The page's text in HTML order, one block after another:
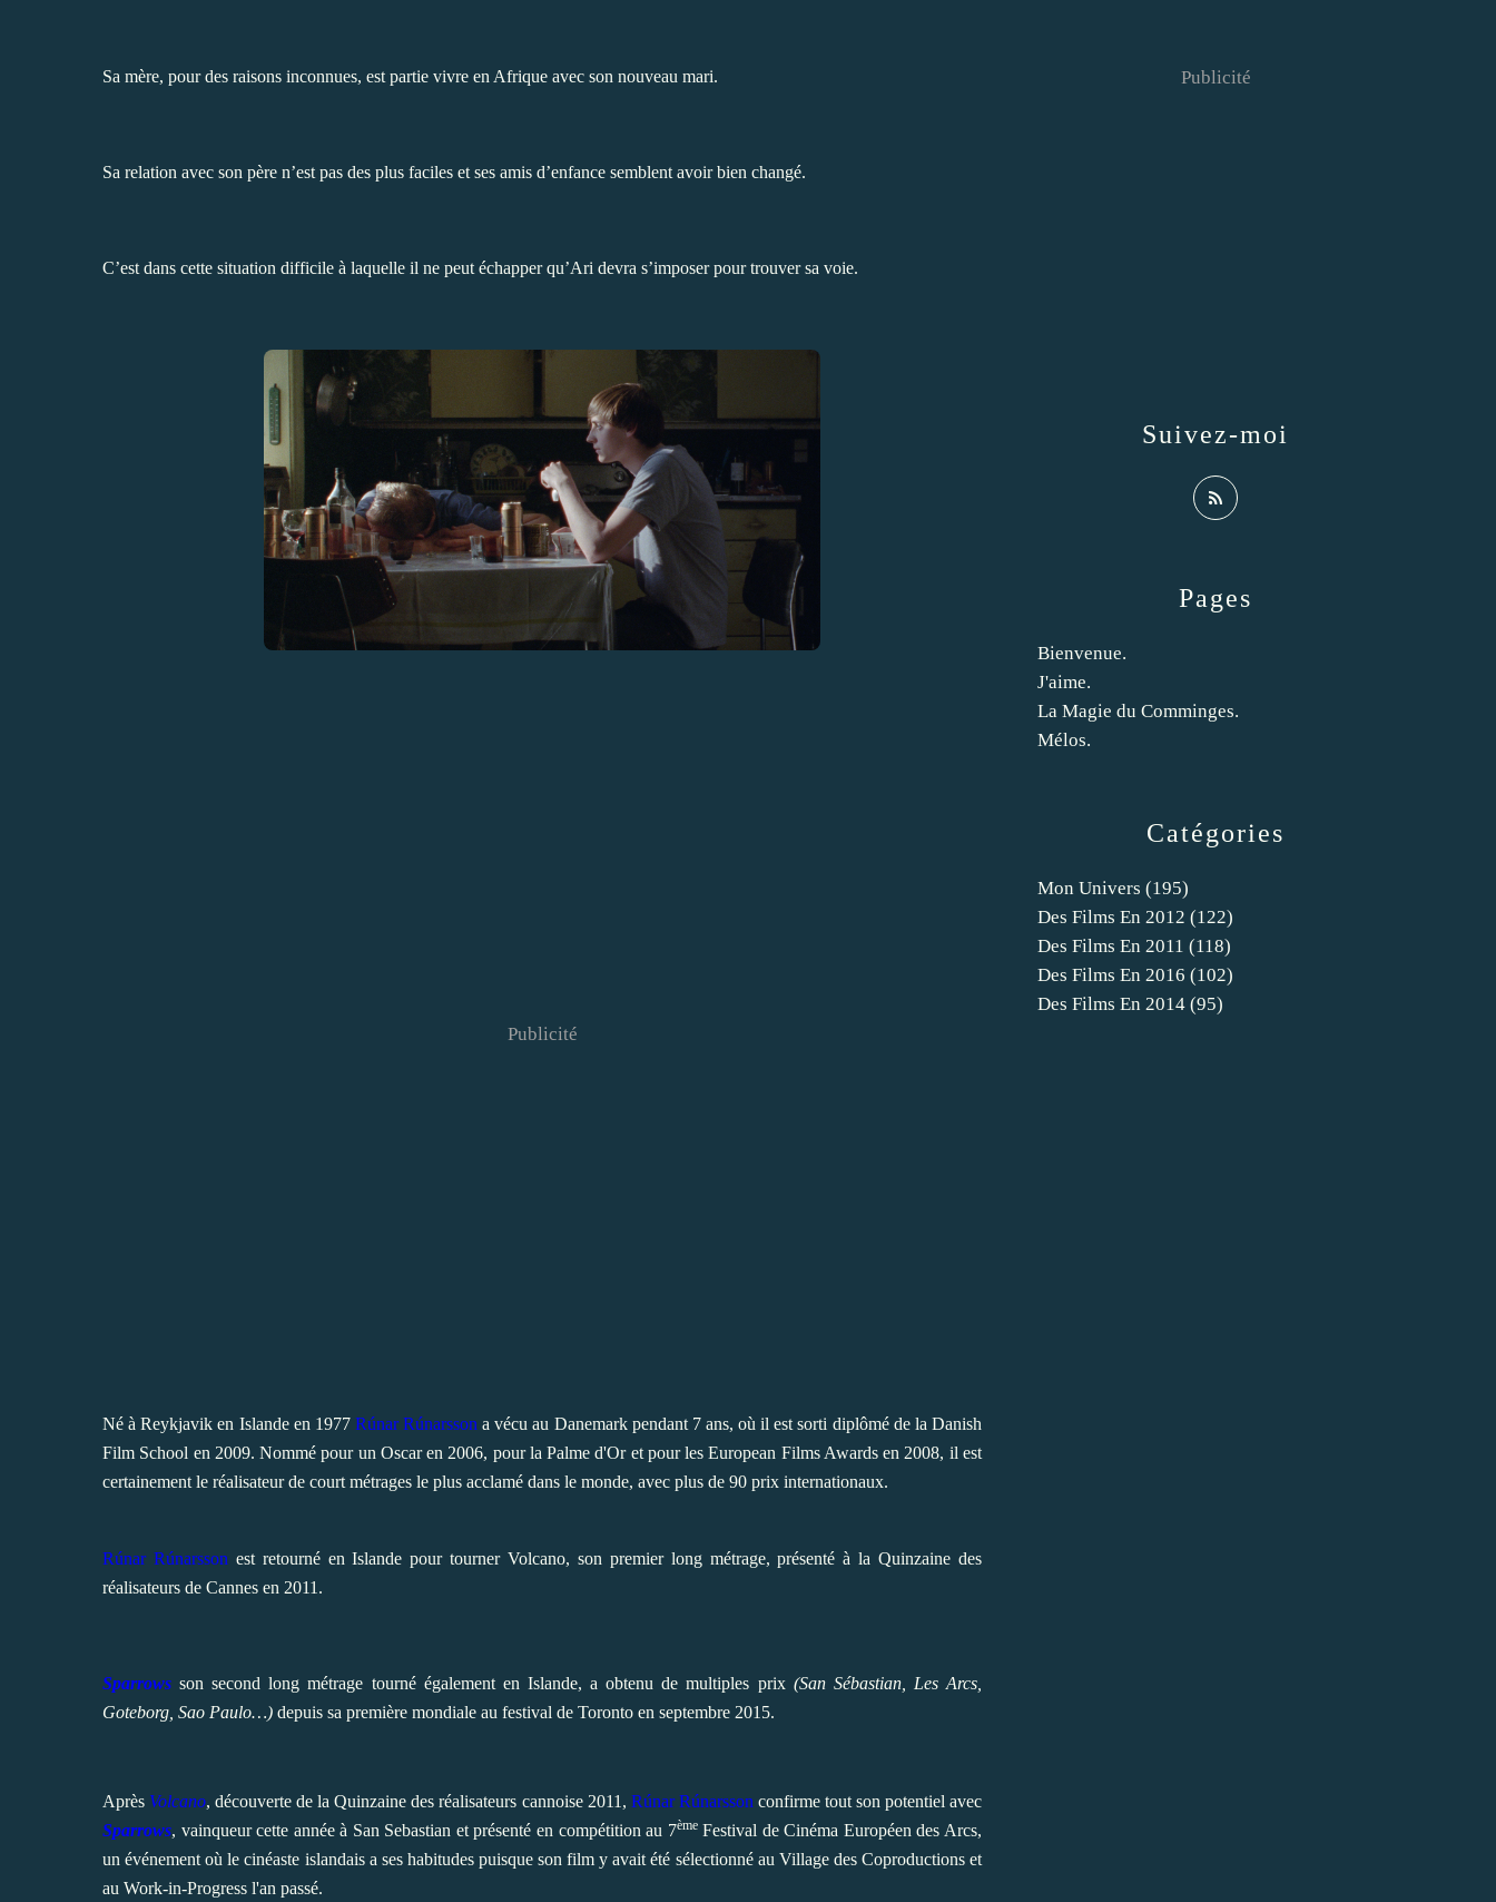
Sa mère, pour des raisons inconnues, est partie vivre en Afrique avec son nouveau mari.
Sa relation avec son père n’est pas des plus faciles et ses amis d’enfance semblent avoir bien changé.
C’est dans cette situation difficile à laquelle il ne peut échapper qu’Ari devra s’imposer pour trouver sa voie.
Publicité
Né à Reykjavik en Islande en 1977 Rúnar Rúnarsson a vécu au Danemark pendant 7 ans, où il est sorti diplômé de la Danish
Film School en 2009. Nommé pour un Oscar en 2006, pour la Palme d'Or et pour les European Films Awards en 2008, il est
certainement le réalisateur de court métrages le plus acclamé dans le monde, avec plus de 90 prix internationaux.
Rúnar Rúnarsson est retourné en Islande pour tournerVolcano, son premier long métrage, présenté à la Quinzaine des
réalisateurs de Cannes en 2011.
Sparrows son second long métrage tourné également en Islande, a obtenu de multiples prix (San Sébastian, Les Arcs,
Goteborg, Sao Paulo…) depuis sa première mondiale au festival de Toronto en septembre 2015.
Après Volcano, découverte de la Quinzaine des réalisateurs cannoise 2011, Rúnar Rúnarsson confirme tout son potentiel avec
Sparrows, vainqueur cette année à San Sebastian et présenté en compétition au 7èmeFestival deCinéma Européen des Arcs,
un événement où le cinéaste islandais a ses habitudes puisque son film y avait été sélectionné au Village des Coproductions et
au Work-in-Progress l'an passé.
Catégories
Mon Univers (195)
Des Films En 2012 (122)
Des Films En 2011 (118)
Des Films En 2016 (102)
Des Films En 2014 (95)
Pages
Bienvenue.
J'aime.
La Magie du Comminges.
Mélos.
Suivez-moi
Publicité